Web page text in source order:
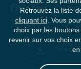
Retrouvez la liste
cliquant ici. Vous
choix par les
revenir sur vos choix
Facebook
Twitter